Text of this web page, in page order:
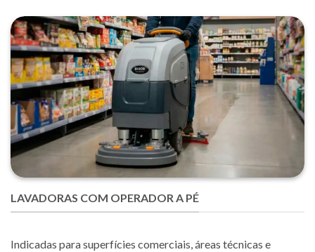
LAVADORAS COM OPERADOR A PÉ
Indicadas para superfícies comerciais, áreas técnicas e